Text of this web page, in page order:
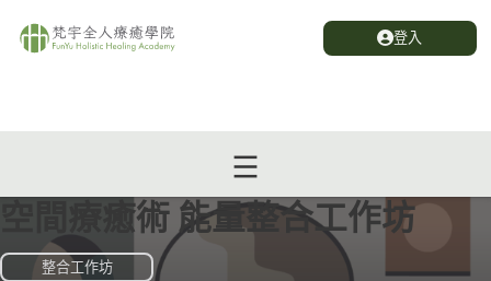
登入
空間療癒術 能量整合工作坊
整合工作坊